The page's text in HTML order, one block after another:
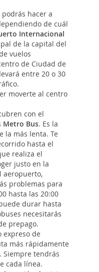
podrás hacer a
de cuál
Internacional
de la capital del
vuelos
de Ciudad de
entre 20 o 30
moverte al centro
con el
Metro Bus. Es la
la más lenta. Te
hasta el
realiza el
justo en la
aeropuerto,
problemas para
hasta las 20:00
durar hasta
necesitarás
prepago.
expreso de
más rápidamente
Siempre tendrás
cada línea.